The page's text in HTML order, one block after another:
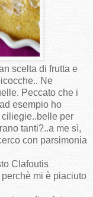
scelta di frutta e
Ne
Peccato che i
esempio ho
per
tanti?..a me sì,
con parsimonia
Clafoutis
mi è piaciuto